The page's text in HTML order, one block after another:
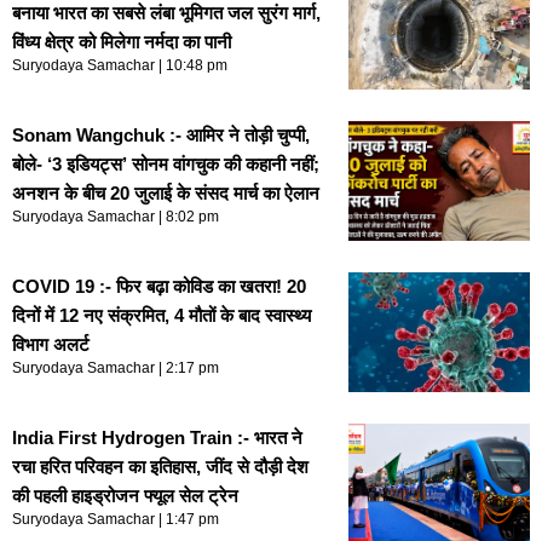
बनाया भारत का सबसे लंबा भूमिगत जल सुरंग मार्ग,
विंध्य क्षेत्र को मिलेगा नर्मदा का पानी
Suryodaya Samachar 10:48 pm
Sonam Wangchuk :- आमिर ने तोड़ी चुप्पी,
बोले- ‘3 इडियट्स’ सोनम वांगचुक की कहानी नहीं;
अनशन के बीच 20 जुलाई के संसद मार्च का ऐलान
Suryodaya Samachar 8:02 pm
COVID 19 :- फिर बढ़ा कोविड का खतरा! 20
दिनों में 12 नए संक्रमित, 4 मौतों के बाद स्वास्थ्य
विभाग अलर्ट
Suryodaya Samachar 2:17 pm
India First Hydrogen Train :- भारत ने
रचा हरित परिवहन का इतिहास, जींद से दौड़ी देश
की पहली हाइड्रोजन फ्यूल सेल ट्रेन
Suryodaya Samachar 1:47 pm